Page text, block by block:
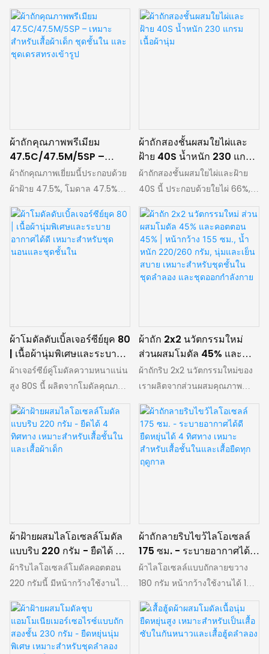
19.5%, โมดาล 13%, ลินิน 6.5%
และโพลีเอสเตอร์ 35% มีความ
กว้าง 180 ซม. และน้ำหนัก 170
กรัม มีคุณสมบัติระบายอากาศได้
ผิว ทนทาน และทนต่อการสึกหรอ
คงรูปทรงได้ดีแม้ซักหลายครั้ง
เหมาะสำหรับทำเสื้อฤดูร้อน เดรส
เสื้อซับในบางๆ เสื้อสายเดี่ยว ชุด
ลำลอง และชุดนอน ผ้าชนิดนี้จึง
ผสมผสานความสบาย ความใช้
งานได้จริง และเนื้อสัมผัสที่ดูดีมี
สไตล์ได้อย่างลงตัว
โมดาล 18.5%, ลินิน 9.5% และส
แปนเด็กซ์ 7.5% มีน้ำหนัก 220–
230 กรัม และความกว้างที่ใช้งาน
อิสระและคงรูปทรงได้ดี เนื้อผ้ามี
ความนุ่มลื่นและคงรูปได้ดี จึง
เหมาะสำหรับเสื้อยืด เสื้อโปโล
เสื้อชั้นใน เดรสทรงเข้ารูป
กระโปรง เสื้อสายเดี่ยว เสื้อคลุม
ไหมพรมเนื้อบางเบา และชุด
ลำลองสำหรับฤดูใบไม้ผลิและฤดู
ร้อน
ผ้าถักคุณภาพพรีเมียม
47.5C/47.5M/5SP –
เหมาะสำหรับเสื้อผ้าเด็ก ชุด
ชั้นใน และชุดเดรสทรงเข้ารูป
ผ้าถักคุณภาพเยี่ยมนี้ประกอบด้วย
ผ้าฝ้าย 47.5%, โมดาล 47.5%
และสแปนเด็กซ์ 5% มีความกว้าง
185 ซม. และน้ำหนัก 190 กรัม มี
คุณสมบัติเนียนนุ่มดุจเนย สัมผัส
อ่อนโยนต่อผิว ดูดซับความชื้นได้
ชุดนอน ชุดรอมเปอร์เด็กอ่อน
กางเกงในเด็กอ่อน ชุดเดรสและ
กระโปรงทรงเข้ารูป ให้ความพลิ้ว
ไหวและการสวมใส่ที่เหนือกว่า
ทำให้เป็นตัวเลือกอันดับต้นๆ
สำหรับชุดชั้นในระดับไฮเอนด์
และสิ่งทอสำหรับเสื้อผ้าที่นุ่มนวล
ผ้าถักสองชั้นผสมใยไผ่และ
ฝ้าย 40S น้ำหนัก 230 แกรม
เนื้อผ้านุ่ม
ผ้าถักสองชั้นผสมใยไผ่และฝ้าย
40S นี้ ประกอบด้วยใยไผ่ 66%,
ฝ้าย 28% และสแปนเด็กซ์ 6% มี
น้ำหนัก 230 กรัม/ตร.ม. และ
ความกว้าง 180 ซม. มีคุณสมบัติ
นุ่มพิเศษและเป็นมิตรต่อผิว
โครงสร้างเรียบเนียนทั้งสองด้าน
ระบายอากาศได้ดีเยี่ยมและดูดซับ
ต่อสิ่งแวดล้อม ย่อยสลายได้ทาง
ชีวภาพ และสวมใส่สบายตลอด
วัน เหมาะสำหรับชุดชั้นในระดับ
ไฮเอนด์ ชุดลำลอง เสื้อยืด และ
เสื้อผ้าเด็ก
ผ้าโมดัลดับเบิ้ลเจอร์ซีย์ยุค 80
| เนื้อผ้านุ่มพิเศษและระบาย
อากาศได้ดี เหมาะสำหรับชุด
นอนและชุดชั้นใน
ผ้าเจอร์ซีย์คู่โมดัลความหนาแน่น
สูง 80S นี้ ผลิตจากโมดัลคุณภาพ
สูง 89% และสแปนเด็กซ์ 11% มี
น้ำหนัก 200–210 กรัม และความ
กว้าง 156 ซม. มีคุณสมบัติเด่นคือ
ความหนาแน่นสูง สัมผัสนุ่มเป็น
เหมาะสำหรับชุดนอนระดับไฮ
เอนด์ ชุดราตรี ชุดลำลอง ชุดชั้น
ในไร้ตะเข็บสำหรับสุภาพสตรี
เสื้อผ้าเด็ก และผ้ากันเปื้อน ผ้า
ชนิดนี้มอบประสบการณ์ที่หรูหรา
และอ่อนโยน เหมาะอย่างยิ่ง
สำหรับชุดชั้นในระดับพรีเมียม
และของใช้จำเป็นสำหรับเด็ก
ผ้าถัก 2x2 นวัตกรรมใหม่
ส่วนผสมโมดัล 45% และ
คอตตอน 45% | หน้ากว้าง
155 ซม., น้ำหนัก 220/260
สำหรับชุดชั้นใน ชุดลำลอง
และชุดออกกำลังกาย
ผ้าถักริบ 2x2 นวัตกรรมใหม่ของ
เราผลิตจากส่วนผสมคุณภาพ
เยี่ยมของโมดัล 45%, ฝ้าย 45%
และสแปนเด็กซ์ 10% มีให้เลือก
สองน้ำหนักที่ใช้งานได้จริง (220
กรัม และ 260 กรัม) โดยมีหน้า
กว้าง 155 ซม. ออกแบบมาเพื่อ
ตามธรรมชาติ ช่วยลดความยุ่ง
ยากในการรีดผ้าบ่อยๆ ผ้าชนิดนี้มี
ความอเนกประสงค์และปรับใช้ได้
หลากหลาย เหมาะสำหรับงาน
ต่างๆ มากมาย เช่น ชุดชั้นใน ชุด
ลำลอง ชุดนอน เสื้อยืด เสื้อผ้า
ลำลอง และชุดออกกำลังกาย ตอบ
โจทย์ความต้องการที่หลากหลาย
ผ้าฝ้ายผสมไลโอเซลล์โมดัล
แบบริบ 220 กรัม - ยืดได้ 4
ทิศทาง เหมาะสำหรับเสื้อชั้น
ในและเสื้อผ้าเด็ก
ผ้าริบไลโอเซลล์โมดัลคอตตอน
220 กรัมนี้ มีหน้ากว้างใช้งานได้
175 ซม. ผสมผสานด้วยโมดัล
45.5%, คอตตอน 44% และสแป
นเด็กซ์ 10.5% มีคุณสมบัติที่อ่อน
โยนต่อผิวและสัมผัสเรียบลื่นเป็น
ผ้าถักลายริบไขว้ไลโอเซลล์
175 ซม. - ระบายอากาศได้ดี
ยืดหยุ่นได้ 4 ทิศทาง เหมาะ
สำหรับเสื้อชั้นในและเสื้อยืด
ผ้าไลโอเซลล์แบบถักลายขวาง
180 กรัม หน้ากว้างใช้งานได้ 175
ซม. ผลิตจากส่วนผสมคุณภาพ
เยี่ยมของผ้าฝ้าย 47% + โมดาล
47% + สแปนเด็กซ์ 6% มี